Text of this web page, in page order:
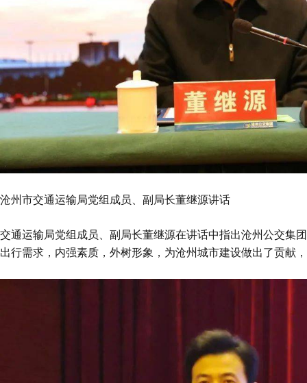
沧州市交通运输局党组成员、副局长董继源讲话
交通运输局党组成员、副局长董继源在讲话中指出沧州公交集
出行需求，内强素质，外树形象，为沧州城市建设做出了贡献